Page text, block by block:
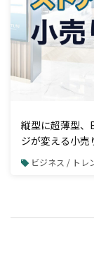
縦型に超薄型、
ジが変える小売
ビジネス / トレ